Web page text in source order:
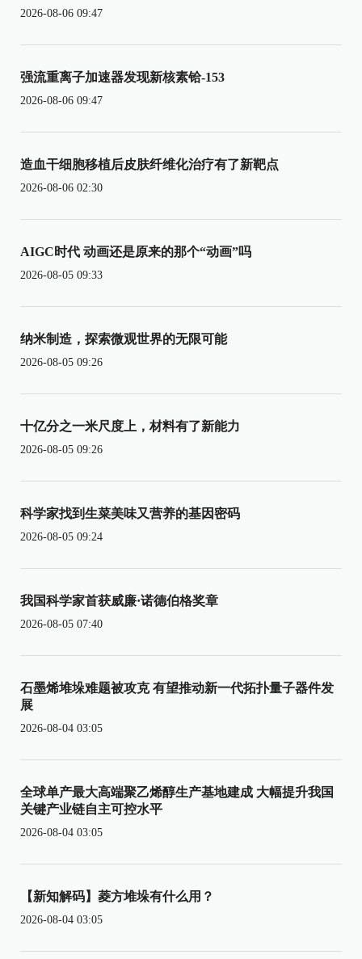
2026-08-06 09:47
强流重离子加速器发现新核素铪-153
2026-08-06 09:47
造血干细胞移植后皮肤纤维化治疗有了新靶点
2026-08-06 02:30
AIGC时代 动画还是原来的那个“动画”吗
2026-08-05 09:33
纳米制造，探索微观世界的无限可能
2026-08-05 09:26
十亿分之一米尺度上，材料有了新能力
2026-08-05 09:26
科学家找到生菜美味又营养的基因密码
2026-08-05 09:24
我国科学家首获威廉·诺德伯格奖章
2026-08-05 07:40
石墨烯堆垛难题被攻克 有望推动新一代拓扑量子器件发
展
2026-08-04 03:05
全球单产最大高端聚乙烯醇生产基地建成 大幅提升我国
关键产业链自主可控水平
2026-08-04 03:05
【新知解码】菱方堆垛有什么用？
2026-08-04 03:05